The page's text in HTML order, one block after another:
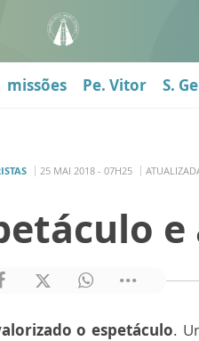
missões Pe. Vitor S.
25 MAI 2018 - 07H25
o espetáculo.